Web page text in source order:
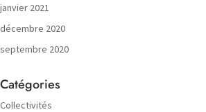
janvier 2021
décembre 2020
septembre 2020
Catégories
Collectivités